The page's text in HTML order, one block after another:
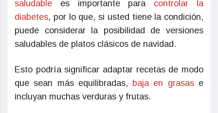
saludable es importante para controlar la
diabetes, por lo que, si usted tiene la condición,
puede considerar la posibilidad de versiones
saludables de platos clásicos de navidad.
Esto podría significar adaptar recetas de modo
que sean más equilibradas, baja en grasase
incluyan muchas verduras y frutas.